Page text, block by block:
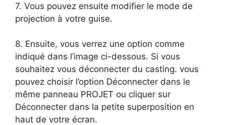
7. Vous pouvez ensuite modifier le mode de
projection à votre guise.
8. Ensuite, vous verrez une option comme
indiqué dans l’image ci-dessous. Si vous
souhaitez vous déconnecter du casting. vous
pouvez choisir l’option Déconnecter dans le
même panneau PROJET ou cliquer sur
Déconnecter dans la petite superposition en
haut de votre écran.